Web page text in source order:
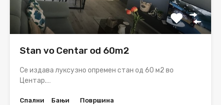
Stan vo Centar od 60m2
Се издава луксузно опремен стан од 60 м2 во
Центар.…
Спални
Бањи
Површина